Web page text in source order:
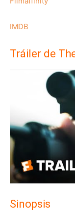
IMDB
Tráiler de
Sinopsis